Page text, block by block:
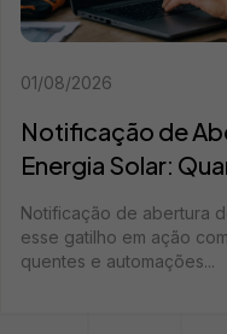
01/08/2026
Notificação de
Energia Solar:
Notificação de abertura
esse gatilho em ação
quentes e automações...